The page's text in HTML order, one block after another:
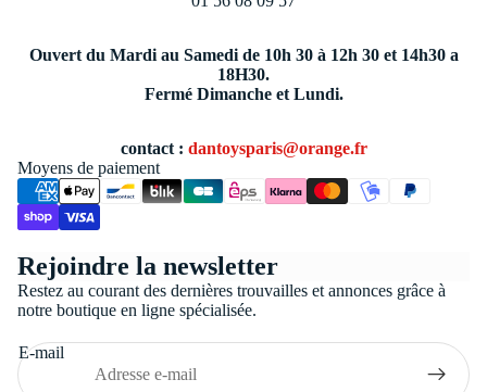
Ouvert du Mardi au Samedi de 10h 30 à 12h 30 et 14h30 a
18H30.
Fermé Dimanche et Lundi.
contact : dantoysparis@orange.fr
Moyens de paiement
Rejoindre la newsletter
Restez au courant des dernières trouvailles et annonces grâce à
notre boutique en ligne spécialisée.
E-mail
Conditions générales de vente
Coordonnées
Politique d’expédition